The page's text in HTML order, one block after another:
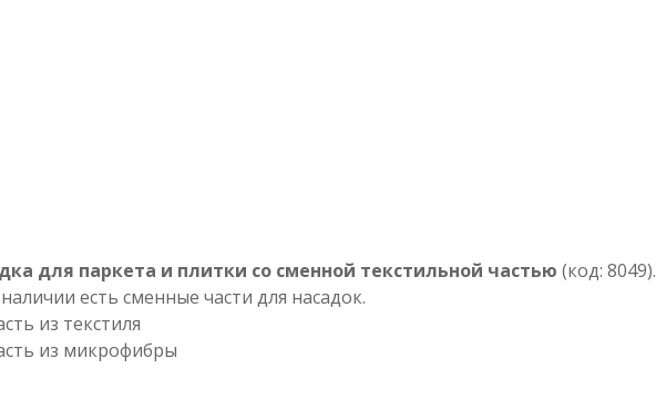
для паркета и плитки со сменной текстильной частью (код: 8049).
есть сменные части для насадок.
из текстиля
из микрофибры